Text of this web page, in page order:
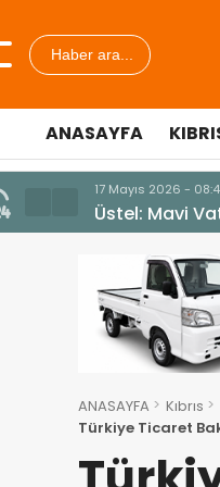
Haber ara...
ANASAYFA
7 Ağustos 2026 -
ÜSTEL:
ANASAYFA
Kıbrıs
Türkiye Ticaret